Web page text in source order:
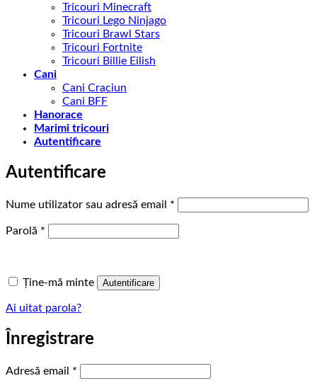
Tricouri Minecraft
Tricouri Lego Ninjago
Tricouri Brawl Stars
Tricouri Fortnite
Tricouri Billie Eilish
Cani
Cani Craciun
Cani BFF
Hanorace
Marimi tricouri
Autentificare
Autentificare
Nume utilizator sau adresă email *
Parolă *
Ține-mă minte Autentificare
Ai uitat parola?
Înregistrare
Adresă email *